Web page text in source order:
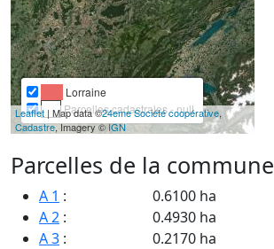
Lorraine
Parcelles cadastrales - null
Leaflet | Map data ©24eme Société coopérative,
Cadastre, Imagery ©IGN
Parcelles de la commune
A 1 :
0.6100 ha
A 2 :
0.4930 ha
A 3 :
0.2170 ha